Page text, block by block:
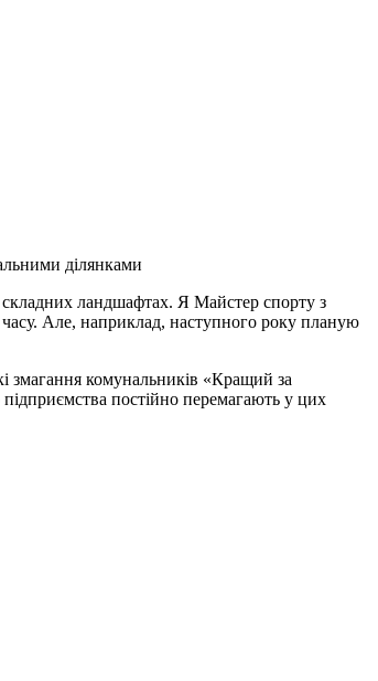
ділянками
ландшафтах. Я Майстер спорту з
часу. Але, наприклад, наступного року планую
змагання комунальників «Кращий за
постійно перемагають у цих